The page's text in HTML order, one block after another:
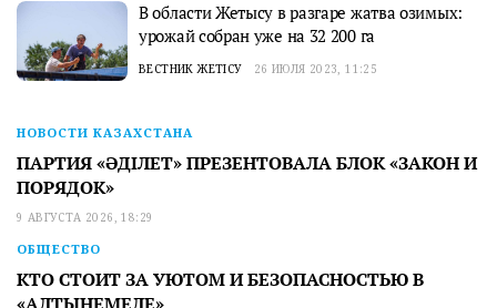
В области Жетысу в разгаре жатва озимых:
урожай собран уже на 32 200 га
ВЕСТНИК ЖЕТІСУ 26 ИЮЛЯ 2023, 11:25
НОВОСТИ КАЗАХСТАНА
ПАРТИЯ «ӘДІЛЕТ» ПРЕЗЕНТОВАЛА БЛОК «ЗАКОН И
ПОРЯДОК»
9 АВГУСТА 2026, 18:29
ОБЩЕСТВО
КТО СТОИТ ЗА УЮТОМ И БЕЗОПАСНОСТЬЮ В